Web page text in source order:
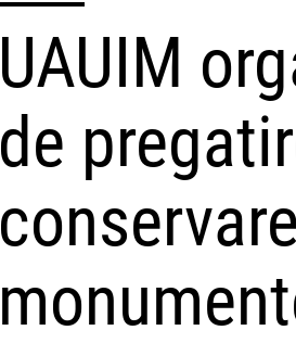
UAUIM
de